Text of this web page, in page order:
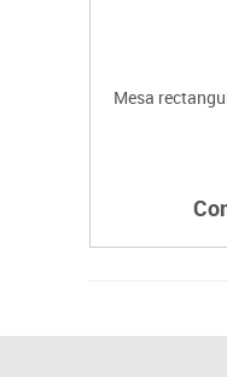
Mesa